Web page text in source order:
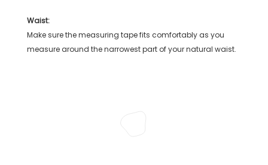
Waist:
Make sure the measuring tape fits comfortably as you
measure around the narrowest part of your natural waist.